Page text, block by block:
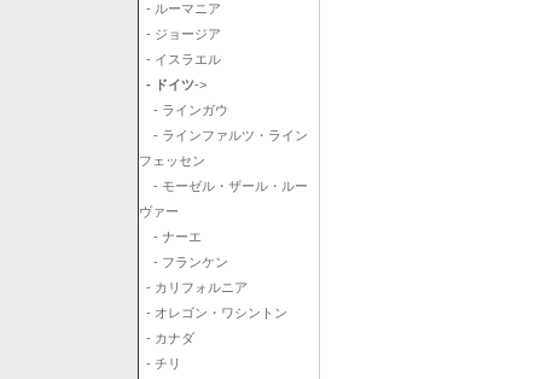
- ルーマニア
- ジョージア
- イスラエル
- ドイツ->
- ラインガウ
- ラインファルツ・ライン
フェッセン
- モーゼル・ザール・ルー
ヴァー
- ナーエ
- フランケン
- カリフォルニア
- オレゴン・ワシントン
- カナダ
- チリ